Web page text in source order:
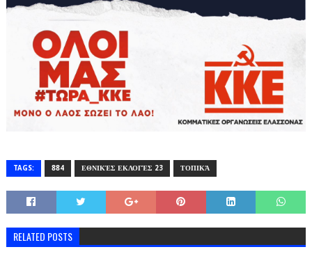
TAGS: 884 ΕΘΝΙΚΈΣ ΕΚΛΟΓΈΣ 23 ΤΟΠΙΚΆ
RELATED POSTS